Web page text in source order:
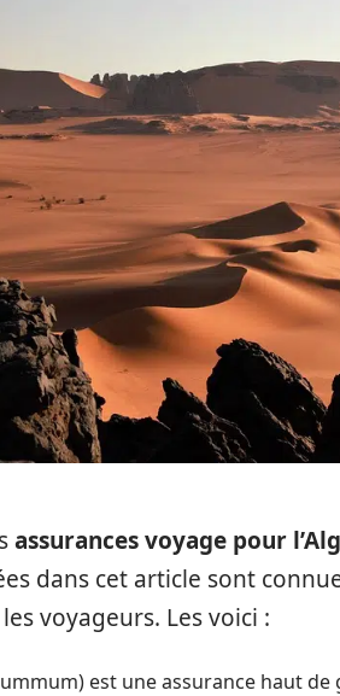
assurances voyage pour
dans cet article sont
voyageurs. Les voici :
est une assurance haut de